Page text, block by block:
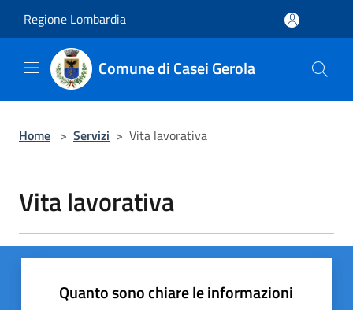
Regione Lombardia
Comune di Casei Gerola
Home > Servizi > Vita lavorativa
Vita lavorativa
Quanto sono chiare le informazioni